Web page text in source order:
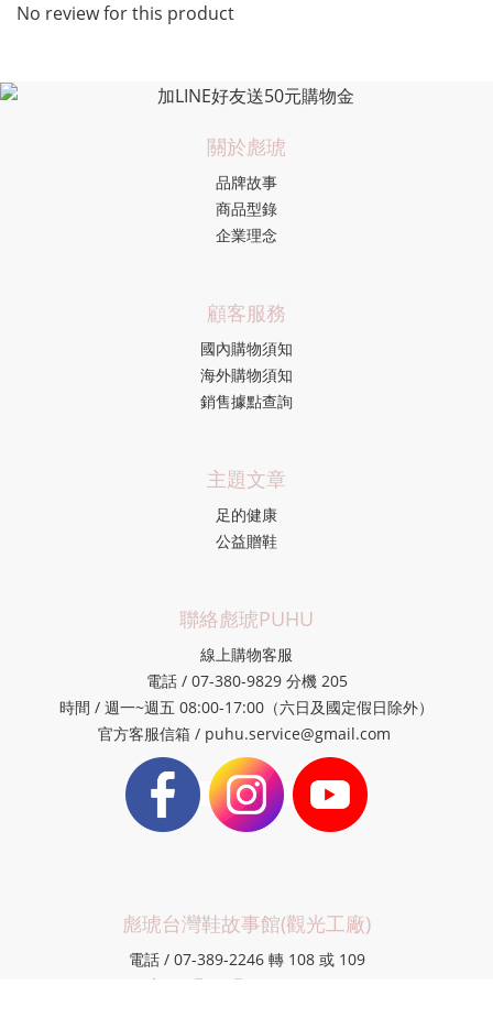
No review for this product
關於彪琥
品牌故事
商品型錄
企業理念
顧客服務
國內購物須知
海外購物須知
銷售據點查詢
主題文章
足的健康
公益贈鞋
聯絡彪琥PUHU
線上購物客服
電話 / 07-380-9829 分機 205
時間 / 週一~週五 08:00-17:00（六日及國定假日除外）
官方客服信箱 / puhu.service@gmail.com
彪琥台灣鞋故事館(觀光工廠)
電話 / 07-389-2246 轉 108 或 109
時間 / 週一~週日 09:00-18:00